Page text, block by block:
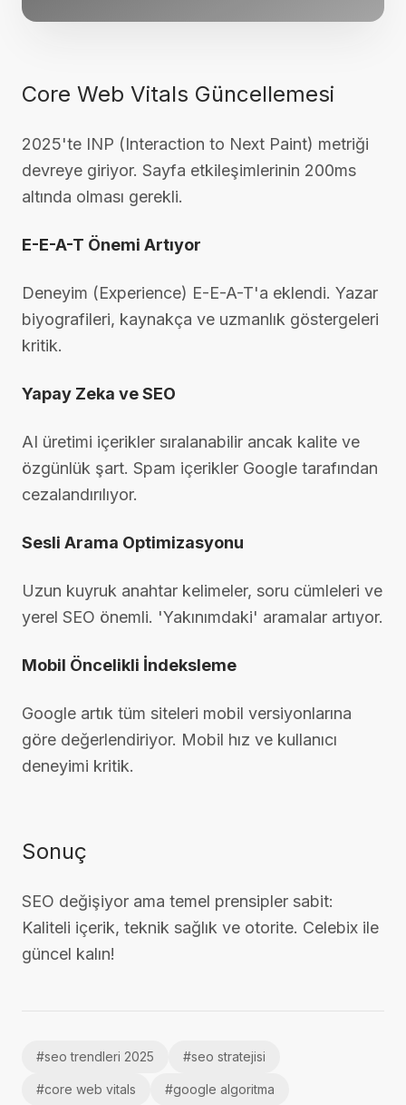
Core Web Vitals Güncellemesi
2025'te INP (Interaction to Next Paint) metriği
devreye giriyor. Sayfa etkileşimlerinin 200ms
altında olması gerekli.
E-E-A-T Önemi Artıyor
Deneyim (Experience) E-E-A-T'a eklendi. Yazar
biyografileri, kaynakça ve uzmanlık göstergeleri
kritik.
Yapay Zeka ve SEO
AI üretimi içerikler sıralanabilir ancak kalite ve
özgünlük şart. Spam içerikler Google tarafından
cezalandırılıyor.
Sesli Arama Optimizasyonu
Uzun kuyruk anahtar kelimeler, soru cümleleri ve
yerel SEO önemli. 'Yakınımdaki' aramalar artıyor.
Mobil Öncelikli İndeksleme
Google artık tüm siteleri mobil versiyonlarına
göre değerlendiriyor. Mobil hız ve kullanıcı
deneyimi kritik.
Sonuç
SEO değişiyor ama temel prensipler sabit:
Kaliteli içerik, teknik sağlık ve otorite. Celebix ile
güncel kalın!
#seo trendleri 2025 #seo stratejisi
#core web vitals #google algoritma